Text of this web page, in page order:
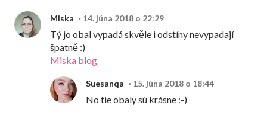
Miska 14. júna 2018 o 22:29
Tý jo obal vypadá skvěle i odstíny nevypadají
špatně :)
Miska blog
Suesanqa 15. júna 2018 o 18:44
No tie obaly sú krásne :-)